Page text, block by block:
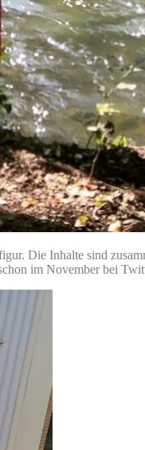
Die Inhalte sind
im November bei